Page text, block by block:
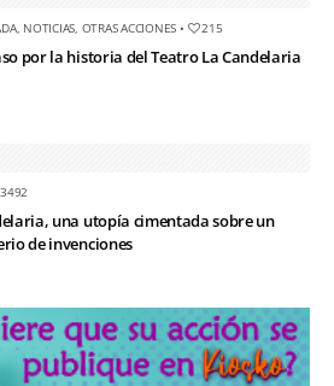
, NOTICIAS OTRAS ACCIONES • 215
por la historia del Teatro La Candelaria
3492
una utopía cimentada sobre un
de invenciones